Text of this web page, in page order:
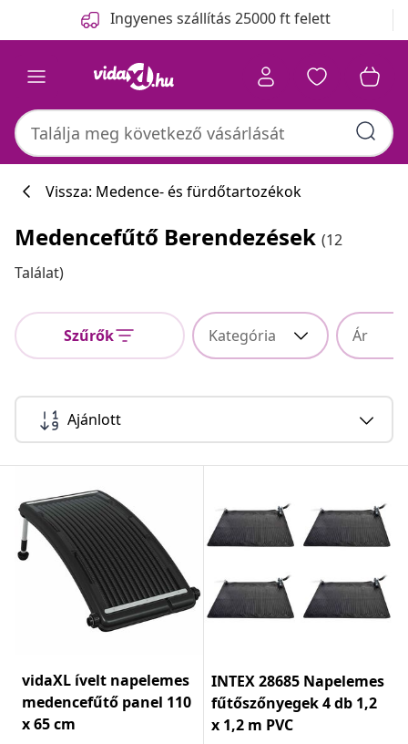
Ingyenes szállítás 25000 ft felett
Vissza: Medence- és fürdőtartozékok
Medencefűtő Berendezések (12
Találat)
Szűrők Kategória Ár
Ajánlott
vidaXL ívelt napelemes
medencefűtő panel 110
x 65 cm
INTEX 28685 Napelemes
fűtőszőnyegek 4 db 1,2
x 1,2 m PVC